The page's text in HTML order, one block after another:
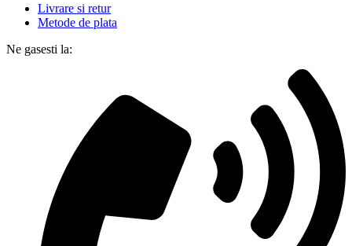
Livrare si retur
Metode de plata
Ne gasesti la: